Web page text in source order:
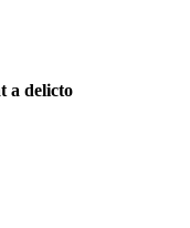
a delicto